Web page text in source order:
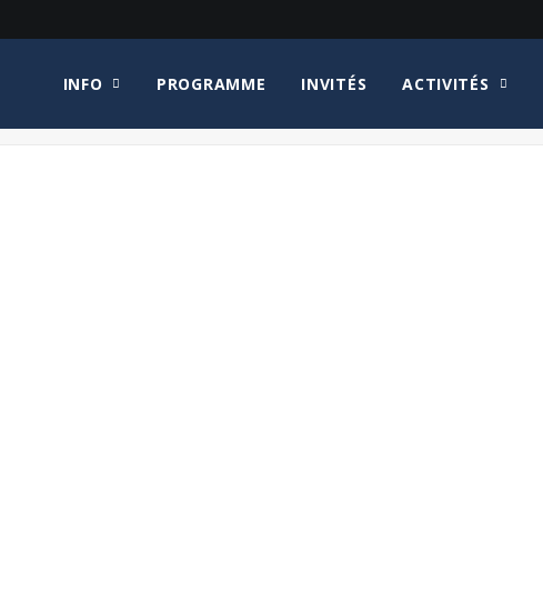
INFO PROGRAMME INVITÉS ACTIVITÉS
Home Missi Pyle